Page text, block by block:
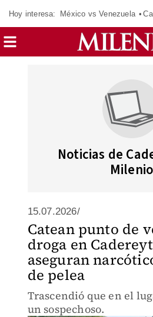
Hoy interesa: México vs Venezuela
Noticias de
Milenio
15.07.2026/
Catean punto de
droga en
aseguran
de pelea
Trascendió que en el
un sospechoso.